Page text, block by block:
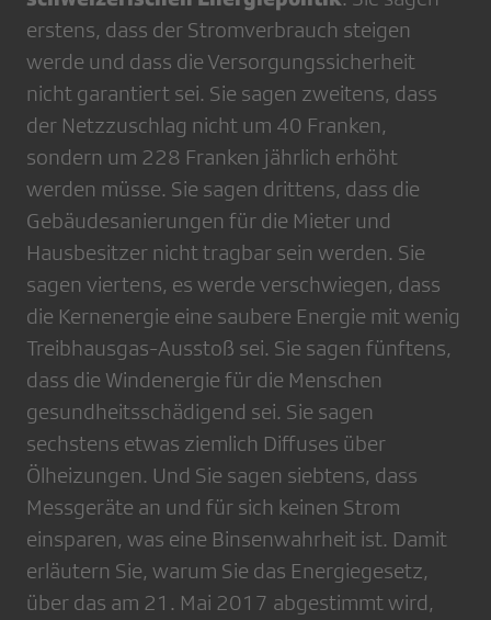
erstens, dass der Stromverbrauch steigen
werde und dass die Versorgungssicherheit
nicht garantiert sei. Sie sagen zweitens, dass
der Netzzuschlag nicht um 40 Franken,
sondern um 228 Franken jährlich erhöht
werden müsse. Sie sagen drittens, dass die
Gebäudesanierungen für die Mieter und
Hausbesitzer nicht tragbar sein werden. Sie
sagen viertens, es werde verschwiegen, dass
die Kernenergie eine saubere Energie mit wenig
Treibhausgas-Ausstoß sei. Sie sagen fünftens,
dass die Windenergie für die Menschen
gesundheitsschädigend sei. Sie sagen
sechstens etwas ziemlich Diffuses über
Ölheizungen. Und Sie sagen siebtens, dass
Messgeräte an und für sich keinen Strom
einsparen, was eine Binsenwahrheit ist. Damit
erläutern Sie, warum Sie das Energiegesetz,
über das am 21. Mai 2017 abgestimmt wird,